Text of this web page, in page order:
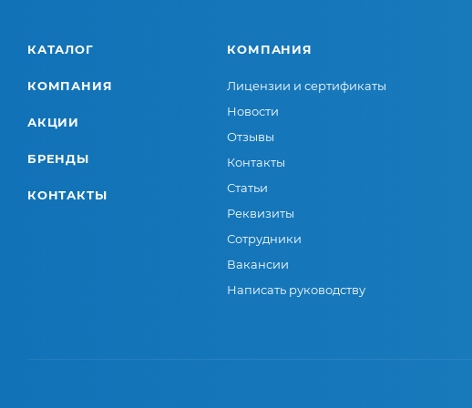
КАТАЛОГ
КОМПАНИЯ
АКЦИИ
БРЕНДЫ
КОНТАКТЫ
КОМПАНИЯ
Лицензии и сертификаты
Новости
Отзывы
Контакты
Статьи
Реквизиты
Сотрудники
Вакансии
Написать руководству